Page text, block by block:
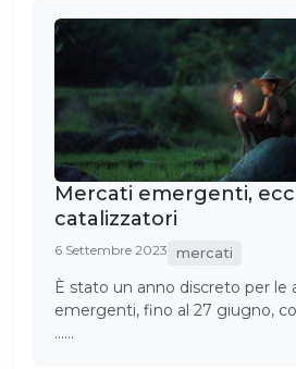
Mercati emergenti,
catalizzatori
6 Settembre 2023 mercati
È stato un anno discreto per le
emergenti, fino al 27 giugno,
……